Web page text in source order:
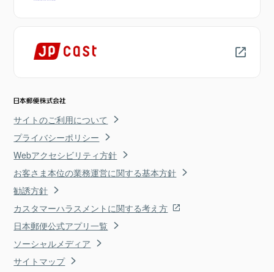
サイトのご利用について
プライバシーポリシー
Webアクセシビリティ方針
お客さま本位の業務運営に関する基本方針
勧誘方針
カスタマーハラスメントに関する考え方
日本郵便公式アプリ一覧
ソーシャルメディア
サイトマップ